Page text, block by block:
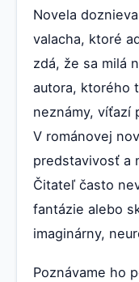
Novela
valacha, ktoré
zdá, že sa milá
autora, ktorého
neznámy, víťazí
V románovej
predstavivosť a
Čitateľ často
fantázie alebo
imaginárny,
Poznávame ho